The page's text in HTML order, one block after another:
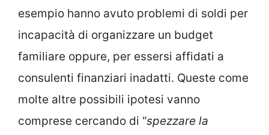
esempio hanno avuto problemi di soldi per
incapacità di organizzare un budget
familiare oppure, per essersi affidati a
consulenti finanziari inadatti. Queste come
molte altre possibili ipotesi vanno
comprese cercando di “spezzare la